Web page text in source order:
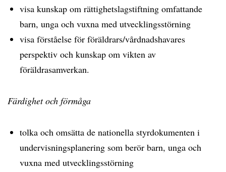
visa kunskap om rättighetslagstiftning omfattande
barn, unga och vuxna med utvecklingsstörning
visa förståelse för föräldrars/vårdnadshavares
perspektiv och kunskap om vikten av
föräldrasamverkan.
Färdighet och förmåga
tolka och omsätta de nationella styrdokumenten i
undervisningsplanering som berör barn, unga och
vuxna med utvecklingsstörning